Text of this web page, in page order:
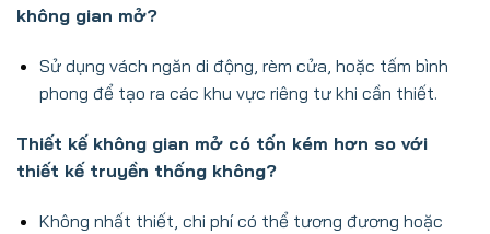
không gian mở?
Sử dụng vách ngăn di động, rèm cửa, hoặc tấm bình
phong để tạo ra các khu vực riêng tư khi cần thiết.
Thiết kế không gian mở có tốn kém hơn so với
thiết kế truyền thống không?
Không nhất thiết, chi phí có thể tương đương hoặc